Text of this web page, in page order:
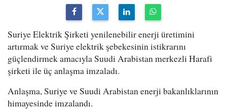
Suriye Elektrik Şirketi yenilenebilir enerji üretimini
artırmak ve Suriye elektrik şebekesinin istikrarını
güçlendirmek amacıyla Suudi Arabistan merkezli Harafi
şirketi ile üç anlaşma imzaladı.
Anlaşma, Suriye ve Suudi Arabistan enerji bakanlıklarının
himayesinde imzalandı.